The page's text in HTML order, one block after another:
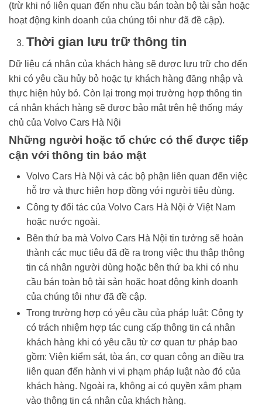
(trừ khi nó liên quan đến nhu cầu bán toàn bộ tài sản hoặc
hoạt động kinh doanh của chúng tôi như đã đề cập).
Thời gian lưu trữ thông tin
Dữ liệu cá nhân của khách hàng sẽ được lưu trữ cho đến
khi có yêu cầu hủy bỏ hoặc tự khách hàng đăng nhập và
thực hiện hủy bỏ. Còn lại trong mọi trường hợp thông tin
cá nhân khách hàng sẽ được bảo mật trên hệ thống máy
chủ của Volvo Cars Hà Nội
Những người hoặc tổ chức có thể được tiếp
cận với thông tin bảo mật
Volvo Cars Hà Nội và các bộ phận liên quan đến việc
hỗ trợ và thực hiện hợp đồng với người tiêu dùng.
Công ty đối tác của Volvo Cars Hà Nội ở Việt Nam
hoặc nước ngoài.
Bên thứ ba mà Volvo Cars Hà Nội tin tưởng sẽ hoàn
thành các mục tiêu đã đề ra trong việc thu thập thông
tin cá nhân người dùng hoặc bên thứ ba khi có nhu
cầu bán toàn bộ tài sản hoặc hoạt động kinh doanh
của chúng tôi như đã đề cập.
Trong trường hợp có yêu cầu của pháp luật: Công ty
có trách nhiệm hợp tác cung cấp thông tin cá nhân
khách hàng khi có yêu cầu từ cơ quan tư pháp bao
gồm: Viện kiểm sát, tòa án, cơ quan công an điều tra
liên quan đến hành vi vi phạm pháp luật nào đó của
khách hàng. Ngoài ra, không ai có quyền xâm phạm
vào thông tin cá nhân của khách hàng.
ĐĂNG KÝ NHẬN BÁO GIÁ XE
VOLVO
Ngay sau khi nhận được yêu cầu, tư vấn bán
hàng sẽ liên hệ để tư vấn báo giá tốt nhất kèm
ưu đãi & quà tặng khi mua xe Volvo và các chi
phí lăn bánh, đăng kiểm đi kèm